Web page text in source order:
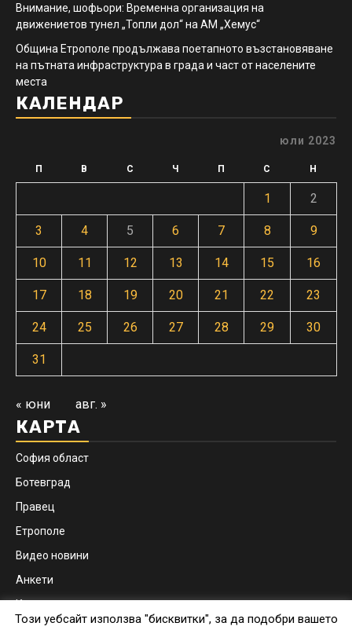
Внимание, шофьори: Временна организация на
движениетов тунел „Топли дол“ на АМ „Хемус“
Община Етрополе продължава поетапното възстановяване
на пътната инфраструктура в града и част от населените
места
КАЛЕНДАР
юли 2023
П В С Ч П С Н
1 2
3 4 5 6 7 8 9
10 11 12 13 14 15 16
17 18 19 20 21 22 23
24 25 26 27 28 29 30
31
« юни авг. »
КАРТА
София област
Ботевград
Правец
Етрополе
Видео новини
Анкети
Контакти
Този уебсайт използва "бисквитки", за да подобри вашето